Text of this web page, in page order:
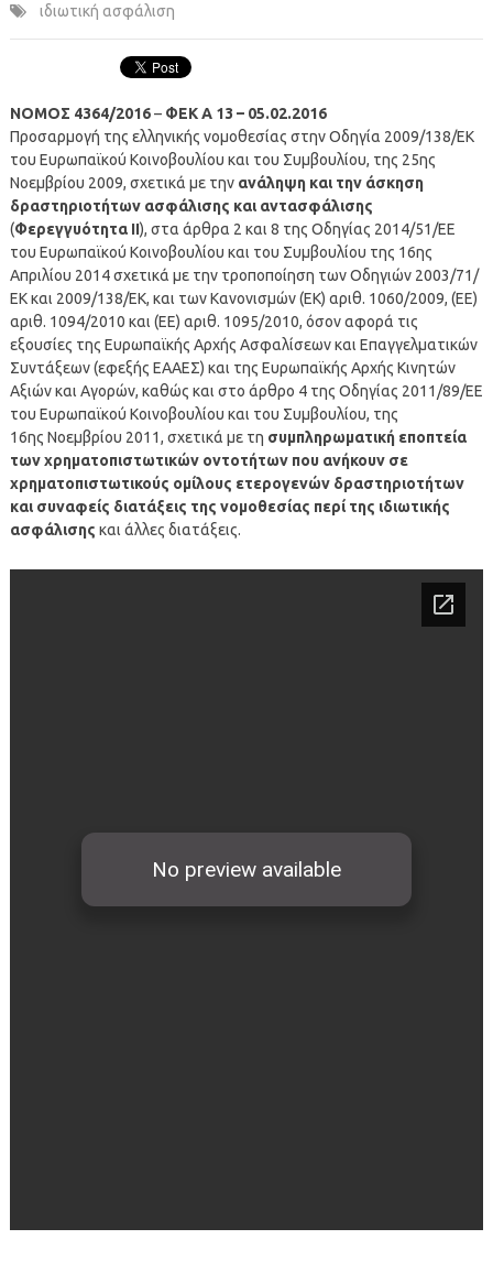
ιδιωτική ασφάλιση
NOMOΣ 4364/2016– ΦΕΚ A 13 – 05.02.2016
Προσαρμογή της ελληνικής νομοθεσίας στην Οδηγία 2009/138/ΕΚ
του Ευρωπαϊκού Κοινοβουλίου και του Συμβουλίου, της 25ης
Νοεμβρίου 2009, σχετικά με την ανάληψη και την άσκηση
δραστηριοτήτων ασφάλισης και αντασφάλισης
(Φερεγγυότητα ΙΙ), στα άρθρα 2 και 8 της Oδηγίας 2014/51/ΕΕ
του Ευρωπαϊκού Κοινοβουλίου και του Συμβουλίου της 16ης
Απριλίου 2014 σχετικά με την τροποποίηση των Οδηγιών 2003/71/
ΕΚ και 2009/138/ΕΚ, και των Κανονισμών (ΕΚ) αριθ. 1060/2009, (ΕΕ)
αριθ. 1094/2010 και (ΕΕ) αριθ. 1095/2010, όσον αφορά τις
εξουσίες της Ευρωπαϊκής Αρχής Ασφαλίσεων και Επαγγελματικών
Συντάξεων (εφεξής ΕΑΑΕΣ) και της Ευρωπαϊκής Αρχής Κινητών
Αξιών και Αγορών, καθώς και στο άρθρο 4 της Οδηγίας 2011/89/ΕΕ
του Ευρωπαϊκού Κοινοβουλίου και του Συμβουλίου, της
16ης Νοεμβρίου 2011, σχετικά με τη συμπληρωματική εποπτεία
των χρηματοπιστωτικών οντοτήτων που ανήκουν σε
χρηματοπιστωτικούς ομίλους ετερογενών δραστηριοτήτων
και συναφείς διατάξεις της νομοθεσίας περί της ιδιωτικής
ασφάλισης και άλλες διατάξεις.